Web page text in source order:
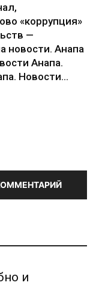
«коррупция»
—
новости. Анапа
Анапа.
Новости...
и